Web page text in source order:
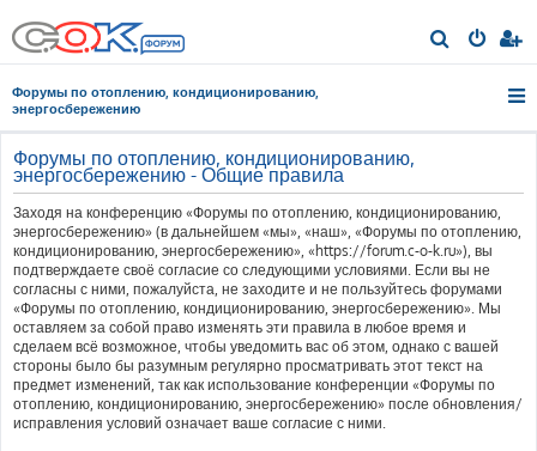
о
Форумы по отоплению, кондиционированию,
энергосбережению
Форумы по отоплению, кондиционированию,
энергосбережению - Общие правила
Заходя на конференцию «Форумы по отоплению, кондиционированию,
энергосбережению» (в дальнейшем «мы», «наш», «Форумы по отоплению,
кондиционированию, энергосбережению», «https://forum.c-o-k.ru»), вы
подтверждаете своё согласие со следующими условиями. Если вы не
согласны с ними, пожалуйста, не заходите и не пользуйтесь форумами
«Форумы по отоплению, кондиционированию, энергосбережению». Мы
оставляем за собой право изменять эти правила в любое время и
сделаем всё возможное, чтобы уведомить вас об этом, однако с вашей
стороны было бы разумным регулярно просматривать этот текст на
предмет изменений, так как использование конференции «Форумы по
отоплению, кондиционированию, энергосбережению» после обновления/
исправления условий означает ваше согласие с ними.